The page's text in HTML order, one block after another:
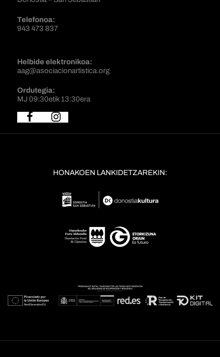
Telefonoa:
943 473 837
Helbide elektronikoa:
aag@asociacionartistica.org
Ordutegia:
MJ 09:30etik 13:30era
HONAKOEN LANKIDETZAREKIN: